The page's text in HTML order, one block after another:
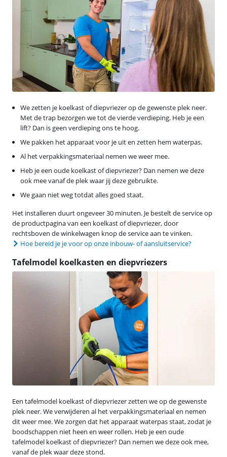
We zetten je koelkast of diepvriezer op de gewenste plek neer.
Met de trap bezorgen we tot de vierde verdieping. Heb je een
lift? Dan is geen verdieping ons te hoog.
We pakken het apparaat voor je uit en zetten hem waterpas.
Al het verpakkingsmateriaal nemen we weer mee.
Heb je een oude koelkast of diepvriezer? Dan nemen we deze
ook mee vanaf de plek waar jij deze gebruikte.
We gaan niet weg totdat alles goed staat.
Het installeren duurt ongeveer 30 minuten. Je bestelt de service op
de productpagina van een koelkast of diepvriezer, door
rechtsboven de winkelwagen knop de service aan te vinken.
Hoe bereid je je voor op onze inbouw- of aansluitservice?
Tafelmodel koelkasten en diepvriezers
Een tafelmodel koelkast of diepvriezer zetten we op de gewenste
plek neer. We verwijderen al het verpakkingsmateriaal en nemen
dit weer mee. We zorgen dat het apparaat waterpas staat, zodat je
boodschappen niet heen en weer rollen. Heb je een oude
tafelmodel koelkast of diepvriezer? Dan nemen we deze ook mee,
vanaf de plek waar deze stond.